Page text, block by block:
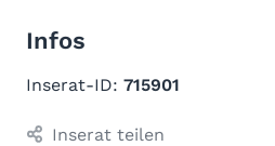
Infos
Inserat-ID: 715901
Inserat teilen